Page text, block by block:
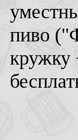
пиво
кружку